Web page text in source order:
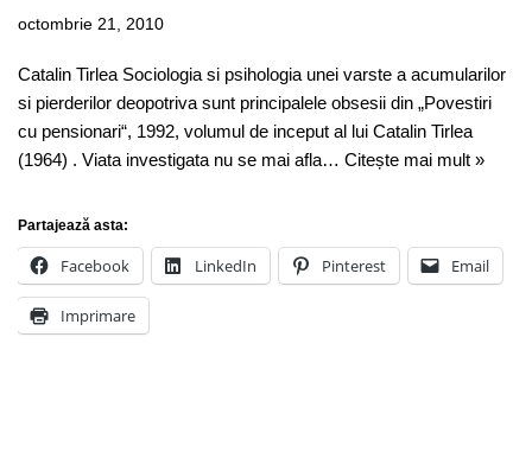
octombrie 21, 2010
Catalin Tirlea Sociologia si psihologia unei varste a acumularilor
si pierderilor deopotriva sunt principalele obsesii din „Povestiri
cu pensionari“, 1992, volumul de inceput al lui Catalin Tirlea
(1964) . Viata investigata nu se mai afla… Citește mai mult »
Partajează asta:
Facebook LinkedIn Pinterest Email
Imprimare